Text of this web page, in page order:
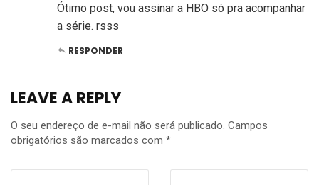
Ótimo post, vou assinar a HBO só pra acompanhar
a série. rsss
RESPONDER
LEAVE A REPLY
O seu endereço de e-mail não será publicado. Campos
obrigatórios são marcados com *